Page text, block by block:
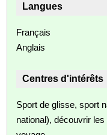
Langues
Français
Anglais
Centres d'intérêts
Sport de glisse, sport
national), découvrir